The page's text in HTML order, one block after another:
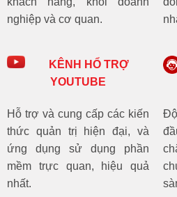
nghiệp và cơ quan.
KÊNH HỔ TRỢ
YOUTUBE
Hỗ trợ và cung cấp các kiến
thức quản trị hiện đại, và
ứng dụng sử dụng phần
mềm trực quan, hiệu quả
nhất.